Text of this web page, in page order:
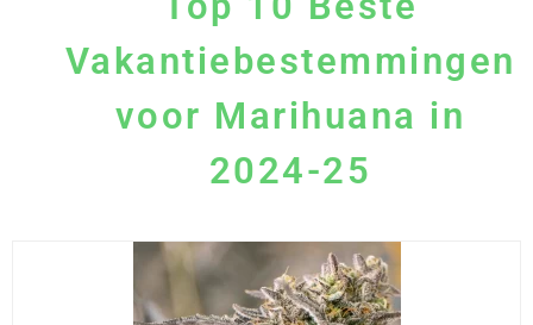
Vakantiebestemmingen
voor Marihuana in
2024-25